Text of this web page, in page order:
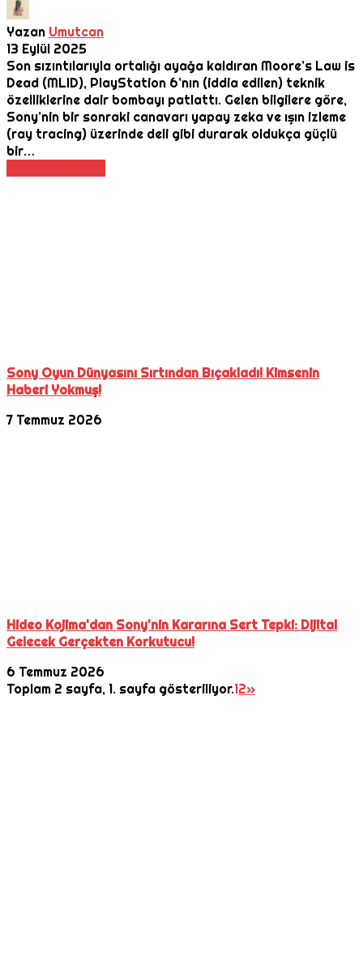
Yazan Umutcan
13 Eylül 2025
Son sızıntılarıyla ortalığı ayağa kaldıran Moore’s Law is
Dead (MLID), PlayStation 6’nın (iddia edilen) teknik
özelliklerine dair bombayı patlattı. Gelen bilgilere göre,
Sony’nin bir sonraki canavarı yapay zeka ve ışın izleme
(ray tracing) üzerinde deli gibi durarak oldukça güçlü
bir…
Sony Oyun Dünyasını Sırtından Bıçakladı! Kimsenin
Haberi Yokmuş!
7 Temmuz 2026
Hideo Kojima'dan Sony'nin Kararına Sert Tepki: Dijital
Gelecek Gerçekten Korkutucu!
6 Temmuz 2026
Toplam 2 sayfa, 1. sayfa gösteriliyor.12»